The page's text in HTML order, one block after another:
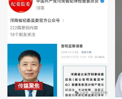
传媒聚焦